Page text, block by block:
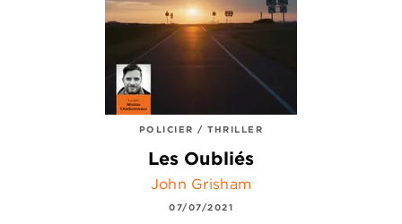
POLICIER / THRILLER
Les Oubliés
John Grisham
07/07/2021